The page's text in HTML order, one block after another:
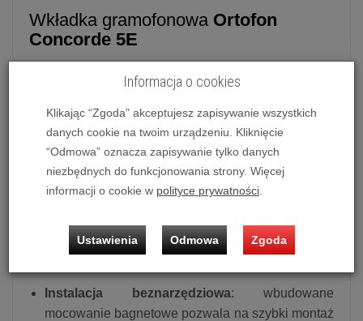
Wkładka gramofonowa Ortofon
Concorde 5E
Concorde 5E
| Wkładka MM |
Typ Concorde | Do ramion „S" | Szlif
eliptyczny
Concorde 5E to propozycja dla miłośników
wyjątkowej precyzji i klarowności w odsłuchu płyt
winylowych. Wyposażona w zaawansowaną igłę o
szlifie eliptycznym i legendarną, ikoniczną obudowę
łatwością montażu.
Instalacja beznarzędziowa: wbudowane
mocowanie bagnetowe pozwala na szybki montaż
Informacja o cookies
Klikając “Zgoda” akceptujesz zapisywanie wszystkich
danych cookie na twoim urządzeniu. Kliknięcie
“Odmowa” oznacza zapisywanie tylko danych
niezbędnych do funkcjonowania strony. Więcej
informacji o cookie w polityce prywatności
Ustawienia Odmowa Zgoda